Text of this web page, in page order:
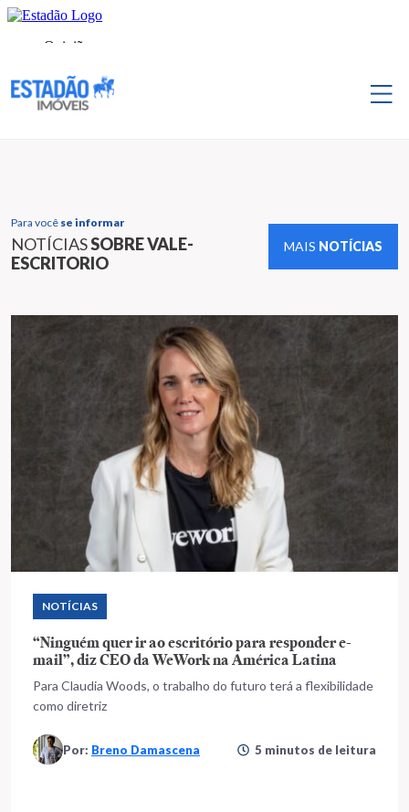
Para você se informar
NOTÍCIASSOBRE VALE-
ESCRITORIO
MAIS NOTÍCIAS
NOTÍCIAS
“Ninguém quer ir ao escritório para responder e-
mail”, diz CEO da WeWork na América Latina
Para Claudia Woods, o trabalho do futuro terá a flexibilidade
como diretriz
Por: Breno Damascena 5 minutos de leitura